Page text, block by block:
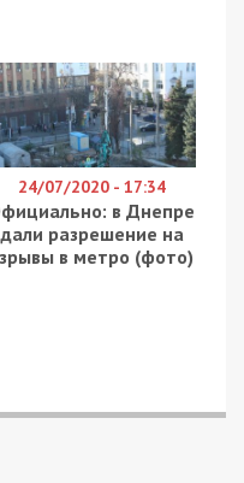
24/07/2020 - 17:34
в Днепре
дали разрешение на
в метро (фото)